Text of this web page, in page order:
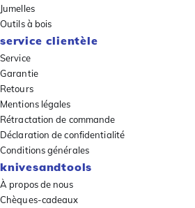
Jumelles
Outils à bois
service clientèle
Service
Garantie
Retours
Mentions légales
Rétractation de commande
Déclaration de confidentialité
Conditions générales
knivesandtools
À propos de nous
Chèques-cadeaux